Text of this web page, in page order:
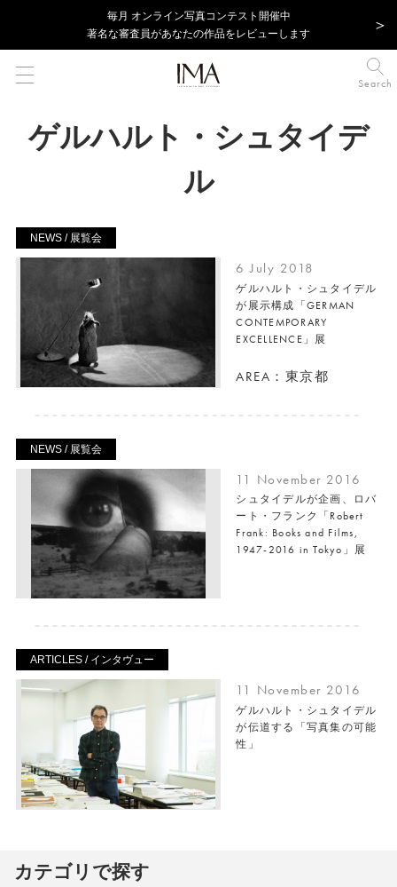
毎⽉ オンライン写真コンテスト開催中
著名な審査員があなたの作品をレビューします
Search
ゲルハルト・シュタイデ
ル
NEWS / 展覧会
6 July 2018
ゲルハルト・シュタイデル
が展示構成「GERMAN
CONTEMPORARY
EXCELLENCE」展
AREA：東京都
NEWS / 展覧会
11 November 2016
シュタイデルが企画、ロバ
ート・フランク「Robert
Frank: Books and Films,
1947-2016 in Tokyo」展
ARTICLES / インタヴュー
11 November 2016
ゲルハルト・シュタイデル
が伝道する「写真集の可能
性」
カテゴリで探す